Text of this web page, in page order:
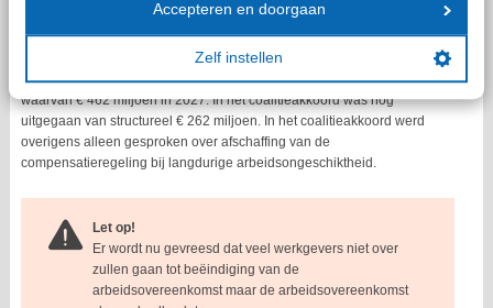
Accepteren en doorgaan
Zelf instellen
Bezuiniging
De regering rekent op een structurele bezuiniging van € 831 miljoen,
waarvan € 462 miljoen in 2027. In het coalitieakkoord was nog
uitgegaan van structureel € 262 miljoen. In het coalitieakkoord werd
overigens alleen gesproken over afschaffing van de
compensatieregeling bij langdurige arbeidsongeschiktheid.
Let op!
Er wordt nu gevreesd dat veel werkgevers niet over
zullen gaan tot beëindiging van de
arbeidsovereenkomst maar de arbeidsovereenkomst